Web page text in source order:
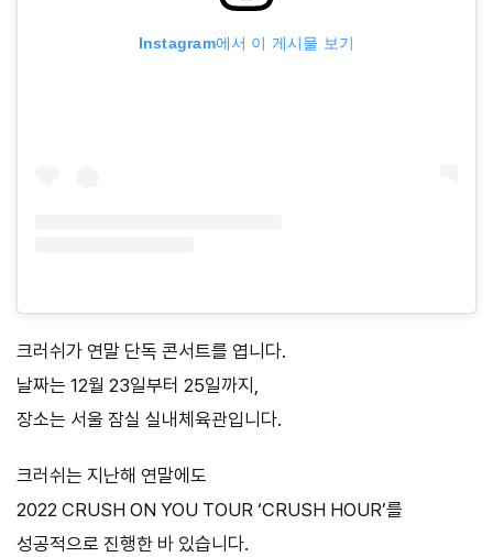
Instagram에서 이 게시물 보기
크러쉬가 연말 단독 콘서트를 엽니다.
날짜는 12월 23일부터 25일까지,
장소는 서울 잠실 실내체육관입니다.
크러쉬는 지난해 연말에도
2022 CRUSH ON YOU TOUR ‘CRUSH HOUR’를
성공적으로 진행한 바 있습니다.